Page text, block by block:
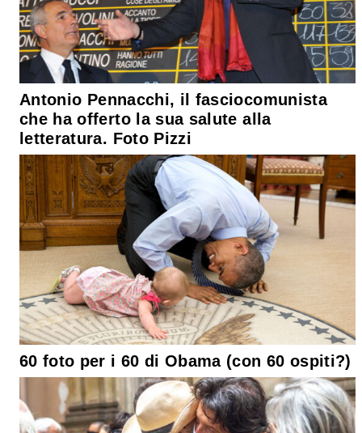
Antonio Pennacchi, il fasciocomunista
che ha offerto la sua salute alla
letteratura. Foto Pizzi
60 foto per i 60 di Obama (con 60 ospiti?)